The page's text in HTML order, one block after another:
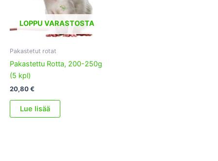
LOPPU VARASTOSTA
Pakastetut rotat
Pakastettu Rotta, 200-250g
(5 kpl)
20,80€
Lue lisää